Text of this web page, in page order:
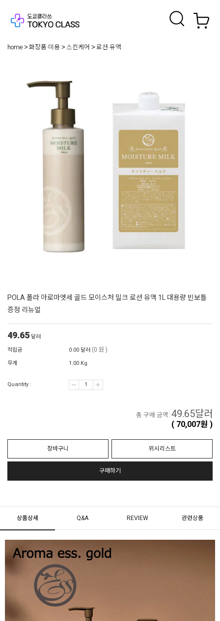
home 화장품·미용 스킨케어 로션·유액
POLA 폴라 아로마엣세 골드 모이스처 밀크 로션 유액 1L 대용량 빈보틀
증정 리뉴얼
49.65 달러
적립금
0.00 달러 (0 원 )
무게 1.00 Kg
Quantity :
총 구매 금액: 49.65달러
( 70,007원 )
장바구니 위시리스트
구매하기
상품상세 Q&A REVIEW 관련상품